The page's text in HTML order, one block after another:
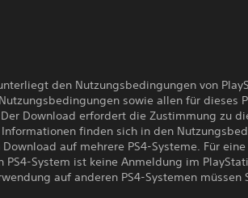
den Nutzungsbedingungen von
sowie allen für dieses
Download erfordert die Zustimmung zu
finden sich in den
auf mehrere PS4-Systeme. Für eine
System ist keine Anmeldung im
auf anderen PS4-Systemen müssen